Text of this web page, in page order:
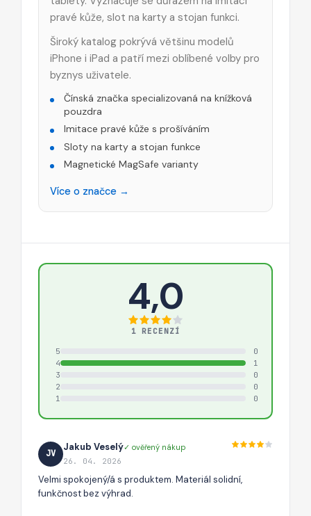
pravé kůže, slot na karty a stojan funkci.
Široký katalog pokrývá většinu modelů
iPhone i iPad a patří mezi oblíbené volby pro
byznys uživatele.
Čínská značka specializovaná na knížková
pouzdra
Imitace pravé kůže s prošíváním
Sloty na karty a stojan funkce
Magnetické MagSafe varianty
Více o značce →
4,0
1 RECENZÍ
5
0
4
1
3
0
2
0
1
0
JV
Jakub Veselý✓ ověřený nákup
26. 04. 2026
Velmi spokojený/á s produktem. Materiál solidní,
funkčnost bez výhrad.